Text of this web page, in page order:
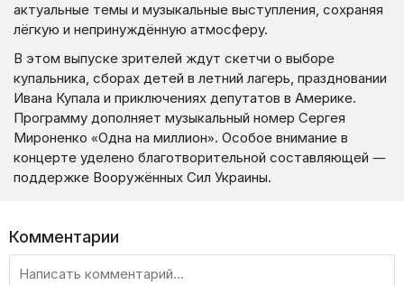
актуальные темы и музыкальные выступления, сохраняя
лёгкую и непринуждённую атмосферу.
В этом выпуске зрителей ждут скетчи о выборе
купальника, сборах детей в летний лагерь, праздновании
Ивана Купала и приключениях депутатов в Америке.
Программу дополняет музыкальный номер Сергея
Мироненко «Одна на миллион». Особое внимание в
концерте уделено благотворительной составляющей —
поддержке Вооружённых Сил Украины.
Комментарии